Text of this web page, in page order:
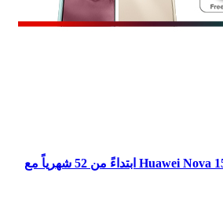
احصل على Huawei Nova 15 Max ابتداءً من 52 شهرياً مع